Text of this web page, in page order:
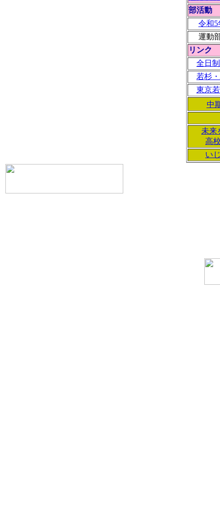
部活動
令和
運動
リンク
全日
若杉
東京
中
未来
高
い